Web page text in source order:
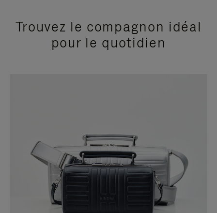
Trouvez le compagnon idéal
pour le quotidien